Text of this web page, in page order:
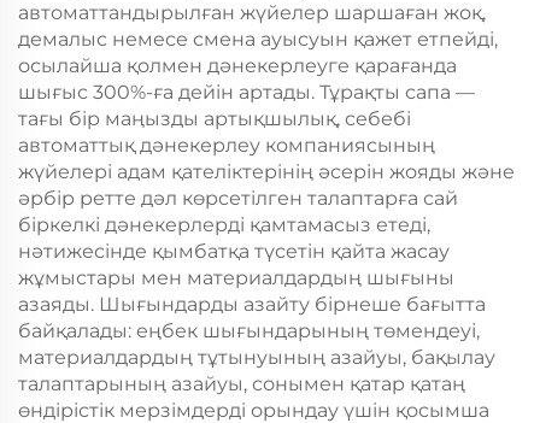
автоматтандырылған жүйелер шаршаған жоқ,
демалыс немесе смена ауысуын қажет етпейді,
осылайша қолмен дәнекерлеуге қарағанда
шығыс 300%-ға дейін артады. Тұрақты сапа —
тағы бір маңызды артықшылық, себебі
автоматтық дәнекерлеу компаниясының
жүйелері адам қателіктерінің әсерін жояды және
әрбір ретте дәл көрсетілген талаптарға сай
біркелкі дәнекерлерді қамтамасыз етеді,
нәтижесінде қымбатқа түсетін қайта жасау
жұмыстары мен материалдардың шығыны
азаяды. Шығындарды азайту бірнеше бағытта
байқалады: еңбек шығындарының төмендеуі,
материалдардың тұтынуының азайуы, бақылау
талаптарының азайуы, сонымен қатар қатаң
өндірістік мерзімдерді орындау үшін қосымша